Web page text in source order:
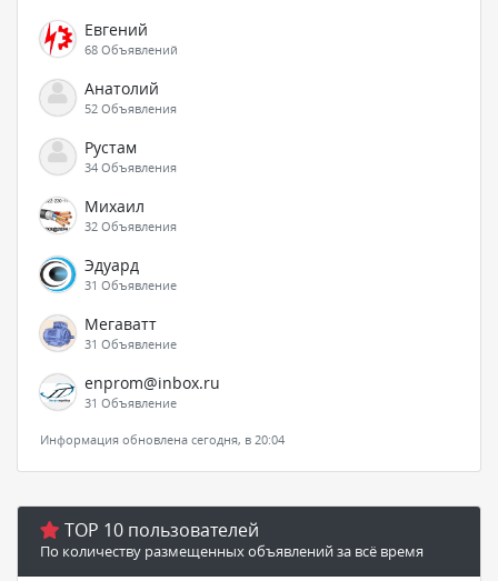
Евгений
68 Объявлений
Анатолий
52 Объявления
Рустам
34 Объявления
Михаил
32 Объявления
Эдуард
31 Объявление
Мегаватт
31 Объявление
enprom@inbox.ru
31 Объявление
Информация обновлена сегодня, в 20:04
TOP 10 пользователей
По количеству размещенных объявлений за всё время